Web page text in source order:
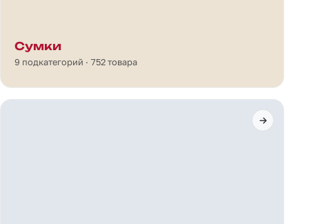
Сумки
9 подкатегорий · 752 товара